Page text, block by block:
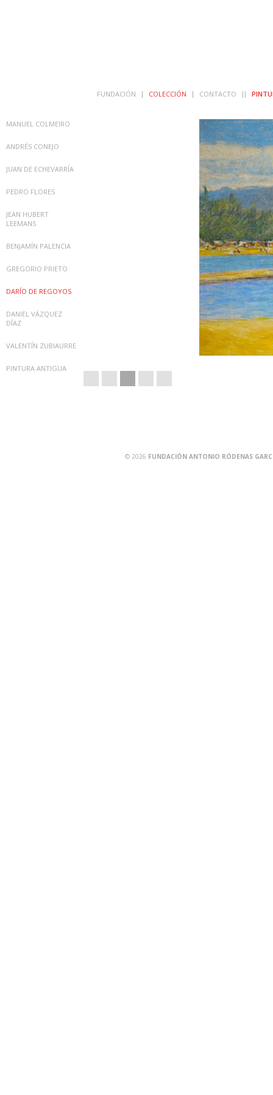
FUNDACIÓN COLECCIÓN CONTACTO
MANUEL COLMEIRO
ANDRÉS CONEJO
JUAN DE ECHEVARRÍA
PEDRO FLORES
JEAN HUBERT
LEEMANS
BENJAMÍN PALENCIA
GREGORIO PRIETO
DARÍO DE REGOYOS
DANIEL VÁZQUEZ
DÍAZ
VALENTÍN ZUBIAURRE
PINTURA ANTIGUA
© 2026 FUNDACIÓN ANTONIO RÓDENAS